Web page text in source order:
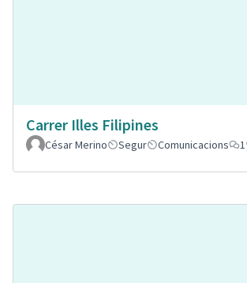
Carrer Illes Filipines
César Merino
Segur Comunicacions 1